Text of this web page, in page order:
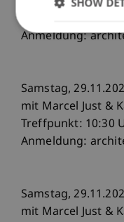
Anmeldung:
Samstag,
mit Marcel Just &
Treffpunkt: 10:30
Anmeldung:
Samstag,
mit Marcel Just &